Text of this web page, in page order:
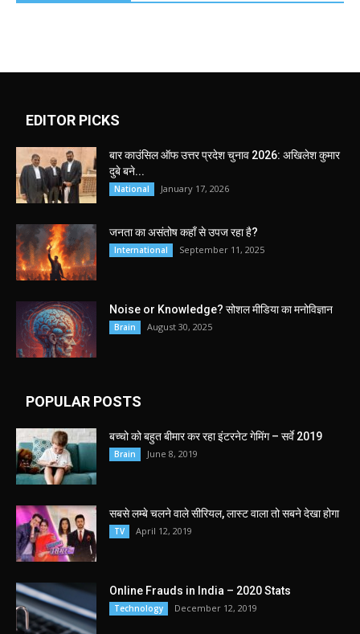
EDITOR PICKS
बार काउंसिल ऑफ उत्तर प्रदेश चुनाव 2026: अखिलेश कुमार
दुबे बने...
National January 17, 2026
जनता का असंतोष कहाँ से उपज रहा है?
International September 11, 2025
Noise or Knowledge? सोशल मीडिया का मनोविज्ञान
Brain August 30, 2025
POPULAR POSTS
बच्चो को बहुत बीमार कर रहा इंटरनेट गेमिंग – सर्वे 2019
Brain June 8, 2019
सबसे लम्बे चलने वाले सीरियल, लास्ट वाला तो सबने देखा होगा
TV April 12, 2019
Online Frauds in India – 2020 Stats
Technology December 12, 2019